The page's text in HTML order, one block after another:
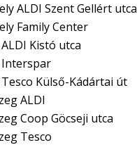
ALDI Szent Gellért utca
Family Center
Kistó utca
Interspar
Külső-Kádártai út
ALDI
Coop Göcseji utca
Tesco